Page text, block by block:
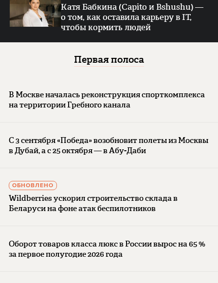
Катя Бабкина (Capito и Bshushu) —
о том, как оставила карьеру в IT,
чтобы кормить людей
Первая полоса
В Москве началась реконструкция спорткомплекса
на территории Гребного канала
С 3 сентября «Победа» возобновит полеты из Москвы
в Дубай, а с 25 октября — в Абу-Даби
ОБНОВЛЕНО
Wildberries ускорил строительство склада в
Беларуси на фоне атак беспилотников
Оборот товаров класса люкс в России вырос на 65 %
за первое полугодие 2026 года